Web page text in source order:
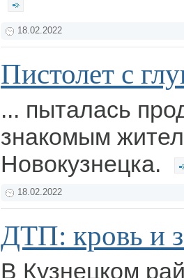
18.02.2022
Пистолет с
... пыталась
знакомым
Новокузнецка.
18.02.2022
ДТП: кровь и
В Кузнецком